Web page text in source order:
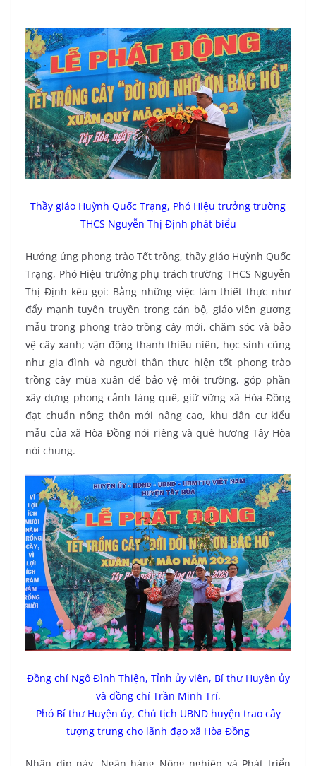
Thầy giáo Huỳnh Quốc Trạng, Phó Hiệu trưởng trường
THCS Nguyễn Thị Định phát biểu
Hưởng ứng phong trào Tết trồng, thầy giáo Huỳnh Quốc
Trạng, Phó Hiệu trưởng phụ trách trường THCS Nguyễn
Thị Định kêu gọi: Bằng những việc làm thiết thực như
đẩy mạnh tuyên truyền trong cán bộ, giáo viên gương
mẫu trong phong trào trồng cây mới, chăm sóc và bảo
vệ cây xanh; vận động thanh thiếu niên, học sinh cũng
như gia đình và người thân thực hiện tốt phong trào
trồng cây mùa xuân để bảo vệ môi trường, góp phần
xây dựng phong cảnh làng quê, giữ vững xã Hòa Đồng
đạt chuẩn nông thôn mới nâng cao, khu dân cư kiểu
mẫu của xã Hòa Đồng nói riêng và quê hương Tây Hòa
nói chung.
Đồng chí Ngô Đình Thiện, Tỉnh ủy viên, Bí thư Huyện ủy
và đồng chí Trần Minh Trí,
Phó Bí thư Huyện ủy, Chủ tịch UBND huyện trao cây
tượng trưng cho lãnh đạo xã Hòa Đồng